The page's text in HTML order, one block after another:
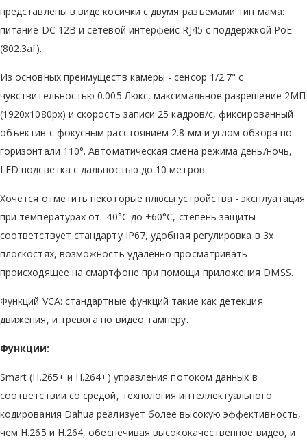
представлены в виде косички с двумя разъемами тип мама:
питание DC 12В и сетевой интерфейс RJ45 с поддержкой PoE
(802.3af).
Из основных преимуществ камеры - сенсор 1/2.7" с
чувствительностью 0.005 Люкс, максимальное разрешение 2МП
(1920х1080px) и скорость записи 25 кадров/с, фиксированный
объектив с фокусным расстоянием 2.8 мм и углом обзора по
горизонтали 110°. Автоматическая смена режима день/ночь,
LED подсветка с дальностью до 10 метров.
Хочется отметить некоторые плюсы устройства - эксплуатация
при температурах от -40°C до +60°C, степень защиты
соответствует стандарту IP67, удобная регулировка в 3х
плоскостях, возможность удаленно просматривать
происходящее на смартфоне при помощи приложения DMSS.
Функций VCA: стандартные функций такие как детекция
движения, и тревога по видео тамперу.
Функции:
Smart (H.265+ и H.264+) управления потоком данных в
соответствии со средой, технология интеллектуального
кодирования Dahua реализует более высокую эффективность,
чем H.265 и H.264, обеспечивая высококачественное видео, и